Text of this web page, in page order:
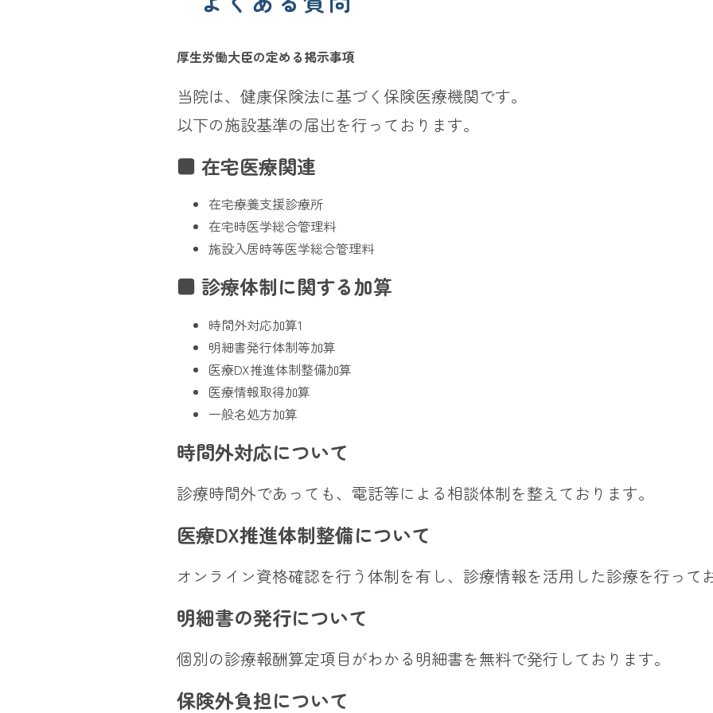
厚生労働大臣の定める掲示事項
当院は、健康保険法に基づく保険医療機関です。
以下の施設基準の届出を行っております。
■ 在宅医療関連
在宅療養支援診療所
在宅時医学総合管理料
施設入居時等医学総合管理料
■ 診療体制に関する加算
時間外対応加算1
明細書発行体制等加算
医療DX推進体制整備加算
医療情報取得加算
一般名処方加算
時間外対応について
診療時間外であっても、電話等による相談体制を整えております。
医療DX推進体制整備について
オンライン資格確認を行う体制を有し、診療情報を活用した診療を行って
明細書の発行について
個別の診療報酬算定項目がわかる明細書を無料で発行しております。
保険外負担について